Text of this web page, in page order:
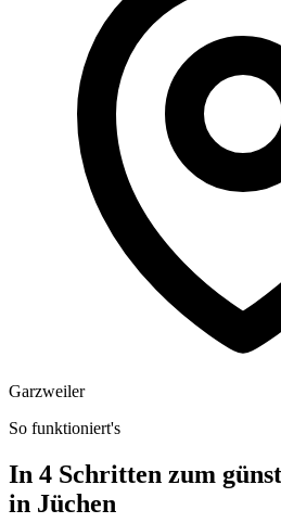
Garzweiler
So funktioniert's
In 4 Schritten zum
in Jüchen